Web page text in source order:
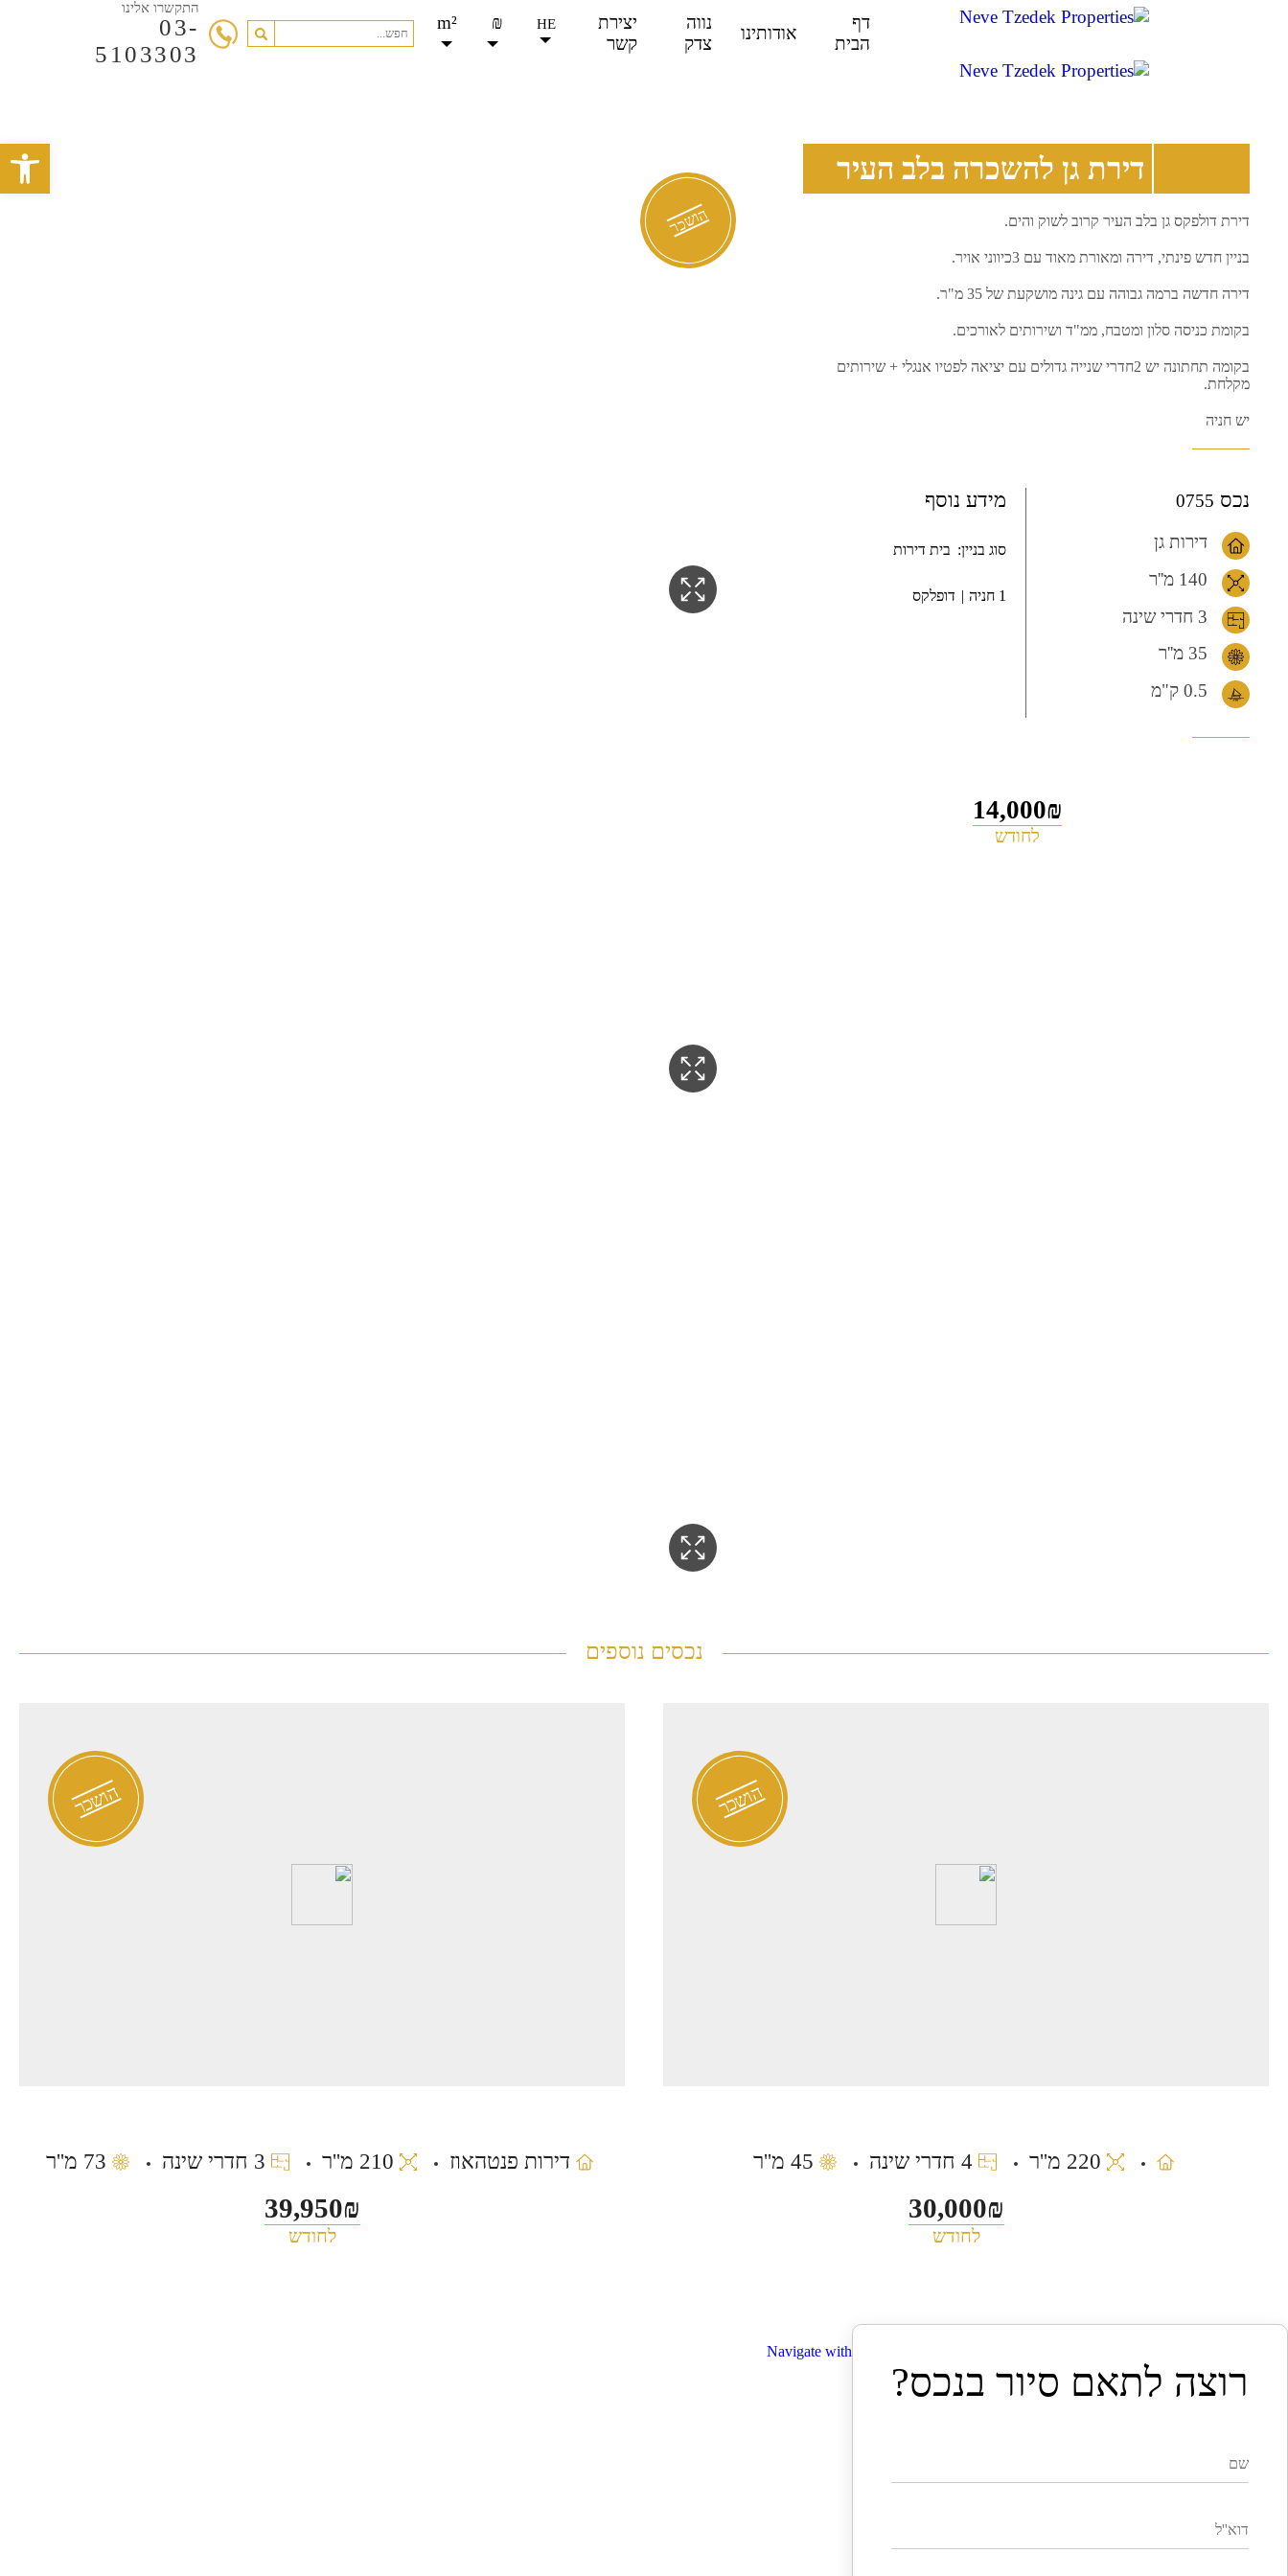
פתח
דף
הבית
אודותינו
נווה
צדק
יצירת
קשר
HE
₪
m²
התקשרו אלינו
03-
5103303
הושכר
דירת גן להשכרה בלב העיר
דירת דולפקס גן בלב העיר קרוב לשוק והים.
בניין חדש פינתי, דירה ומאורת מאוד עם 3כיווני אויר.
דירה חדשה ברמה גבוהה עם גינה מושקעת של 35 מ"ר.
בקומת כניסה סלון ומטבח, ממ"ד ושירותים לאורכים.
בקומה תחתונה יש 2חדרי שנייה גדולים עם יציאה לפטיו אנגלי + שירותים
מקלחת.
יש חניה
נכס 0755
דירות גן
140 מ''ר
3 חדרי שינה
35 מ''ר
0.5 ק"מ
מידע נוסף
סוג בניין: בית דירות
1 חניה דופלקס
14,000₪
לחודש
נכסים נוספים
הושכר
4 חדרי שינה 45 מ''ר
30,000₪
לחודש
הושכר
דירות פנטהאוז 3 חדרי שינה 73 מ''ר
39,950₪
לחודש
רוצה לתאם סיור בנכס?
Navigate with